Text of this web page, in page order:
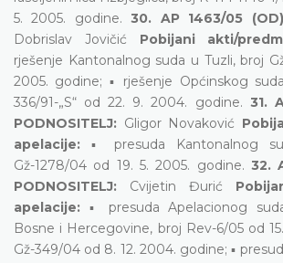
5. 2005. godine.30. AP 1463/05 (OD)
Dobrislav Jovičić Pobijani akti/
rješenje Kantonalnog suda u Tuzli, broj
2005. godine; ▪ rješenje Općinskog
336/91-„S“ od 22. 9. 2004. godine. 31.
PODNOSITELJ: Gligor Novaković
apelacije: ▪ presuda Kantonalnog
Gž-1278/04 od 19. 5. 2005. godine. 32.
PODNOSITELJ: Cvijetin Đurić
apelacije: ▪ presuda Apelacionog
Bosne i Hercegovine, broj Rev-6/05 od
Gž-349/04 od 8. 12. 2004. godine; ▪